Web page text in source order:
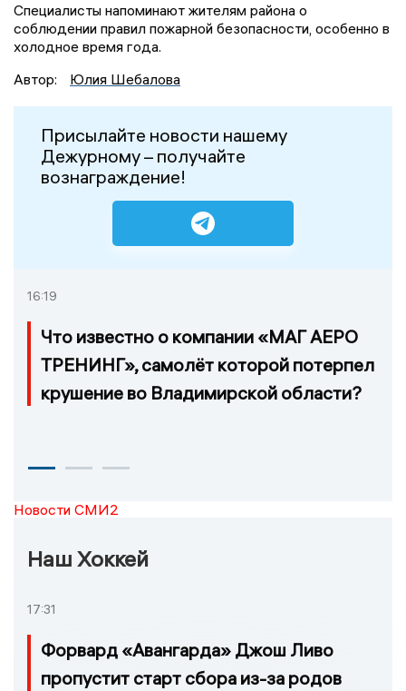
Специалисты напоминают жителям района о
соблюдении правил пожарной безопасности, особенно в
холодное время года.
Автор:
Юлия Шебалова
Присылайте новости нашему
Дежурному – получайте
вознаграждение!
16:19
Что известно о компании «МАГ АЕРО
ТРЕНИНГ», самолёт которой потерпел
крушение во Владимирской области?
Новости СМИ2
Наш Хоккей
17:31
Форвард «Авангарда» Джош Ливо
пропустит старт сбора из-за родов